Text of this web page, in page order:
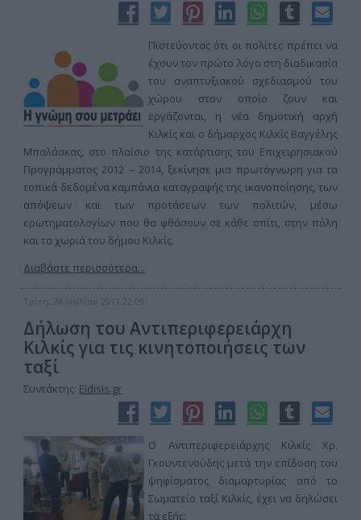
Πιστεύοντας ότι οι πολίτες πρέπει να
έχουν τον πρώτο λόγο στη διαδικασία
του αναπτυξιακού σχεδιασμού του
χώρου στον οποίο ζουν και
εργάζονται, η νέα δημοτική αρχή
Κιλκίς και ο δήμαρχος Κιλκίς Βαγγέλης
Μπαλάσκας, στο πλαίσιο της κατάρτισης του Επιχειρησιακού
Προγράμματος 2012 – 2014, ξεκίνησε μια πρωτόγνωρη για τα
τοπικά δεδομένα καμπάνια καταγραφής της ικανοποίησης, των
απόψεων και των προτάσεων των πολιτών, μέσω
ερωτηματολογίων που θα φθάσουν σε κάθε σπίτι, στην πόλη
και τα χωριά του δήμου Κιλκίς.
Διαβάστε περισσότερα...
Τρίτη, 26 Ιουλίου 2011 22:09
Δήλωση του Αντιπεριφερειάρχη
Κιλκίς για τις κινητοποιήσεις των
ταξί
Συντάκτης: Eidisis.gr
Ο Αντιπεριφερειάρχης Κιλκίς Χρ.
Γκουντενούδης μετά την επίδοση του
ψηφίσματος διαμαρτυρίας από το
Σωματείο ταξί Κιλκίς, έχει να δηλώσει
τα εξής: